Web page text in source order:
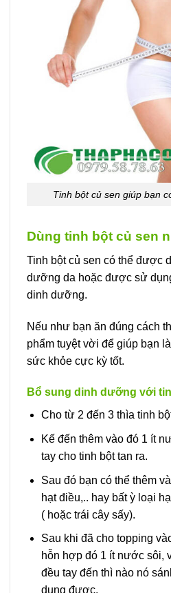
Tinh bột củ sen giúp bạn
Dùng tinh bột củ sen
Tinh bột củ sen có thể được
dưỡng da hoặc được sử
dinh dưỡng.
Nếu như bạn ăn đúng cách
phẩm tuyệt vời để giúp bạn
sức khỏe cực kỳ tốt.
Bổ sung dinh dưỡng với
Cho từ 2 đến 3 thìa tinh
Kế đến thêm vào đó 1 ít
tay cho tinh bột tan ra.
Sau đó bạn có thể thêm
hạt điều,.. hay bất ỳ loại
( hoặc trái cây sấy).
Sau khi đã cho topping
hỗn hợp đó 1 ít nước sôi,
đều tay đến thì nào nó
dụng được.